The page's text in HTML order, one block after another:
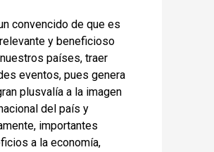
convencido de que es
y beneficioso
países, traer
eventos, pues genera
plusvalía a la imagen
del país y
importantes
a la economía,